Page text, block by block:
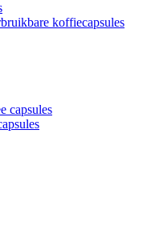
koffiecapsules